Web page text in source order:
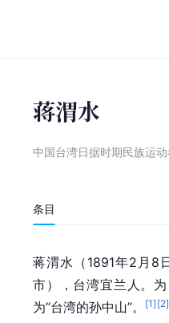
蒋渭水
中国台湾日据时期民族运
条目
蒋渭水（1891年2月8
市），台湾宜兰人。
为“台湾的孙中山”。
[1] [2]